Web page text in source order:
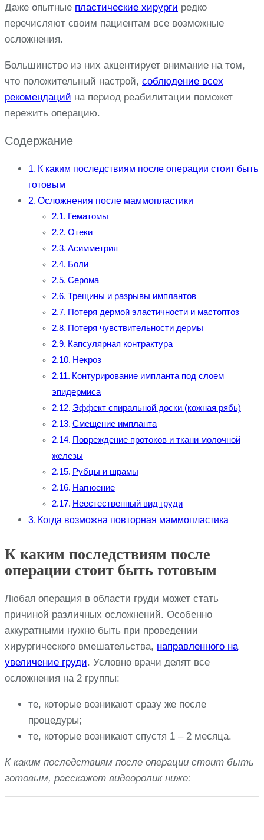
Даже опытные пластические хирурги редко
перечисляют своим пациентам все возможные
осложнения.
Большинство из них акцентирует внимание на том,
что положительный настрой, соблюдение всех
рекомендаций на период реабилитации поможет
пережить операцию.
Содержание
К каким последствиям после операции стоит быть
готовым
Осложнения после маммопластики
Гематомы
Отеки
Асимметрия
Боли
Серома
Трещины и разрывы имплантов
Потеря дермой эластичности и мастоптоз
Потеря чувствительности дермы
Капсулярная контрактура
Некроз
Контурирование импланта под слоем
эпидермиса
Эффект спиральной доски (кожная рябь)
Смещение импланта
Повреждение протоков и ткани молочной
железы
Рубцы и шрамы
Нагноение
Неестественный вид груди
Когда возможна повторная маммопластика
К каким последствиям после
операции стоит быть готовым
Любая операция в области груди может стать
причиной различных осложнений. Особенно
аккуратными нужно быть при проведении
хирургического вмешательства, направленного на
увеличение груди. Условно врачи делят все
осложнения на 2 группы:
те, которые возникают сразу же после
процедуры;
те, которые возникают спустя 1 – 2 месяца.
К каким последствиям после операции стоит быть
готовым, расскажет видеоролик ниже: